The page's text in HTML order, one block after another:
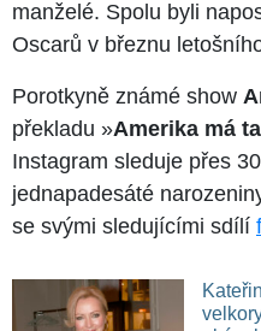
manželé. Spolu byli
Oscarů v březnu
Porotkyně známé show
překladu »Amerika má
Instagram sleduje přes
jednapadesáté
se svými sledujícími sdílí